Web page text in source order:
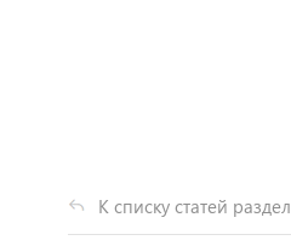
К списку статей